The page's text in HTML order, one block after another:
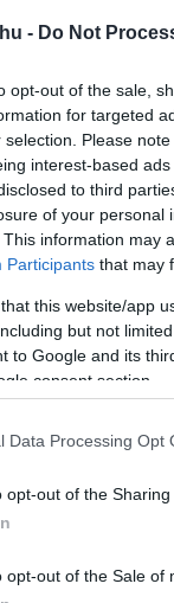
- Do Not
opt-out of the sale,
for targeted
selection. Please
interest-based
to third
of your personal
information may
Participants that may
this website/app
but not
to Google and its
consent section.
Data Processing Opt
opt-out of the
opt-out of the Sale of